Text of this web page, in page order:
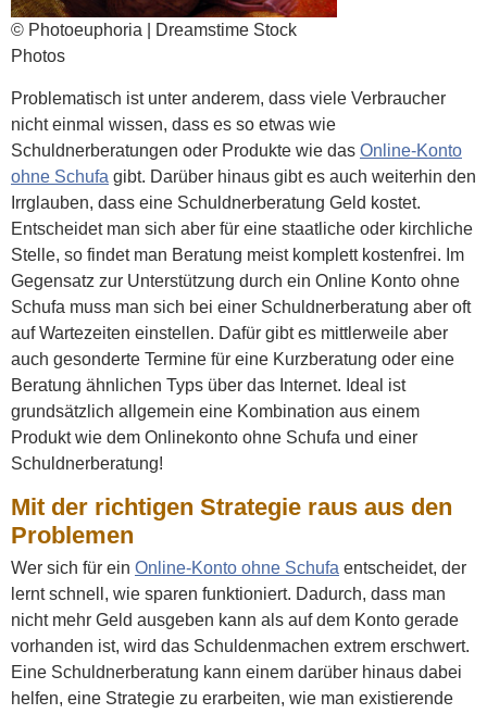
© Photoeuphoria | Dreamstime Stock
Photos
Problematisch ist unter anderem, dass viele Verbraucher
nicht einmal wissen, dass es so etwas wie
Schuldnerberatungen oder Produkte wie das Online-Konto
ohne Schufa gibt. Darüber hinaus gibt es auch weiterhin den
Irrglauben, dass eine Schuldnerberatung Geld kostet.
Entscheidet man sich aber für eine staatliche oder kirchliche
Stelle, so findet man Beratung meist komplett kostenfrei. Im
Gegensatz zur Unterstützung durch ein Online Konto ohne
Schufa muss man sich bei einer Schuldnerberatung aber oft
auf Wartezeiten einstellen. Dafür gibt es mittlerweile aber
auch gesonderte Termine für eine Kurzberatung oder eine
Beratung ähnlichen Typs über das Internet. Ideal ist
grundsätzlich allgemein eine Kombination aus einem
Produkt wie dem Onlinekonto ohne Schufa und einer
Schuldnerberatung!
Mit der richtigen Strategie raus aus den
Problemen
Wer sich für ein Online-Konto ohne Schufa entscheidet, der
lernt schnell, wie sparen funktioniert. Dadurch, dass man
nicht mehr Geld ausgeben kann als auf dem Konto gerade
vorhanden ist, wird das Schuldenmachen extrem erschwert.
Eine Schuldnerberatung kann einem darüber hinaus dabei
helfen, eine Strategie zu erarbeiten, wie man existierende